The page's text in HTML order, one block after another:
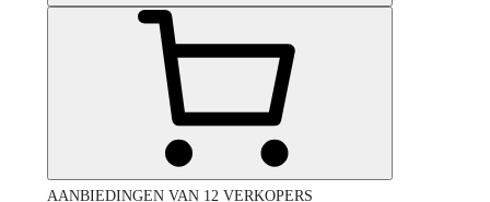
AANBIEDINGEN VAN 12 VERKOPERS